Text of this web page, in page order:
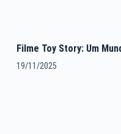
Filme Toy Story: Um
19/11/2025